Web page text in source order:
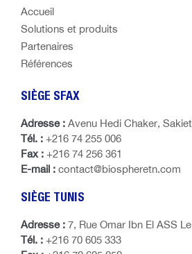
Accueil
Solutions et produits
Partenaires
Références
SIÈGE SFAX
Adresse : Avenu Hedi Chaker,
Tél. : +216 74 255 006
Fax : +216 74 256 361
E-mail : contact@biospheretn.com
SIÈGE TUNIS
Adresse : 7, Rue Omar Ibn El ASS
Tél. : +216 70 605 333